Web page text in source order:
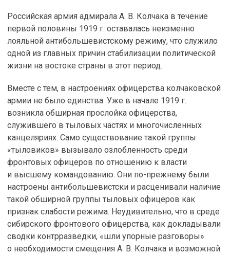
Российская армия адмирала А. В. Колчака в течение
первой половины 1919 г. оставалась неизменно
лояльной антибольшевистскому режиму, что служило
одной из главных причин стабилизации политической
жизни на востоке страны в этот период.
Вместе с тем, в настроениях офицерства колчаковской
армии не было единства. Уже в начале 1919 г.
возникла обширная прослойка офицерства,
служившего в тыловых частях и многочисленных
канцеляриях. Само существование такой группы
«тыловиков» вызывало озлобленность среди
фронтовых офицеров по отношению к власти
и высшему командованию. Они по-прежнему были
настроены антибольшевистски и расценивали наличие
такой обширной группы тыловых офицеров как
признак слабости режима. Неудивительно, что в среде
сибирского фронтового офицерства, как докладывали
сводки контрразведки, «шли упорные разговоры»
о необходимости смещения А. В. Колчака и возможной